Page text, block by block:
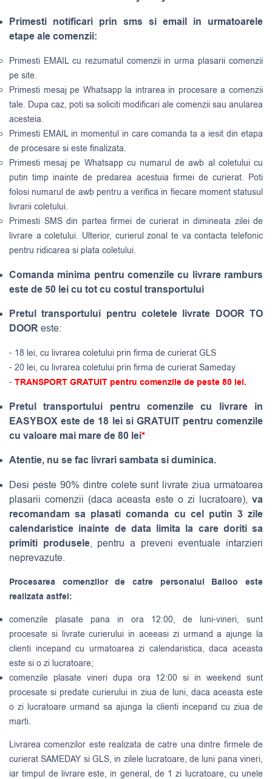
Primesti notificari prin sms si email in urmatoarele
etape ale comenzii:
Primesti EMAIL cu rezumatul comenzii in urma plasarii comenzii
pe site.
Primesti mesaj pe Whatsapp la intrarea in procesare a comenzii
tale. Dupa caz, poti sa soliciti modificari ale comenzii sau anularea
acesteia.
Primesti EMAIL in momentul in care comanda ta a iesit din etapa
de procesare si este finalizata.
Primesti mesaj pe Whatsapp cu numarul de awb al coletului cu
putin timp inainte de predarea acestuia firmei de curierat. Poti
folosi numarul de awb pentru a verifica in fiecare moment statusul
livrarii coletului.
Primesti SMS din partea firmei de curierat in dimineata zilei de
livrare a coletului. Ulterior, curierul zonal te va contacta telefonic
pentru ridicarea si plata coletului.
Comanda minima pentru comenzile cu livrare ramburs
este de 50 lei cu tot cu costul transportului
Pretul transportului pentru coletele livrate DOOR TO
DOOReste:
- 18 lei, cu livrarea coletului prin firma de curierat GLS
- 20 lei, cu livrarea coletului prin firma de curierat Sameday
- TRANSPORT GRATUIT pentru comenzile de peste 80 lei.
Pretul transportului pentru comenzile cu livrare in
EASYBOX este de 18 lei si GRATUIT pentru comenzile
cu valoare mai mare de 80 lei*
Atentie, nu se fac livrari sambata si duminica.
Desi peste 90% dintre colete sunt livrate ziua urmatoarea
plasarii comenzii (daca aceasta este o zi lucratoare), va
recomandam sa plasati comanda cu cel putin 3 zile
calendaristice inainte de data limita la care doriti sa
primiti produsele, pentru a preveni eventuale intarzieri
neprevazute.
Procesarea comenzilor de catre personalul Balloo este
realizata astfel:
comenzile plasate pana in ora 12:00, de luni-vineri, sunt
procesate si livrate curierului in aceeasi zi urmand a ajunge la
clienti incepand cu urmatoarea zi calendaristica, daca aceasta
este si o zi lucratoare;
comenzile plasate vineri dupa ora 12:00 si in weekend sunt
procesate si predate curierului in ziua de luni, daca aceasta este
o zi lucratoare urmand sa ajunga la clienti incepand cu ziua de
marti.
Livrarea comenzilor este realizata de catre una dintre firmele de
curieratSAMEDAY si GLS, in zilele lucratoare, de luni pana vineri,
iar timpul de livrare este, in general, de 1 zi lucratoare, cu unele